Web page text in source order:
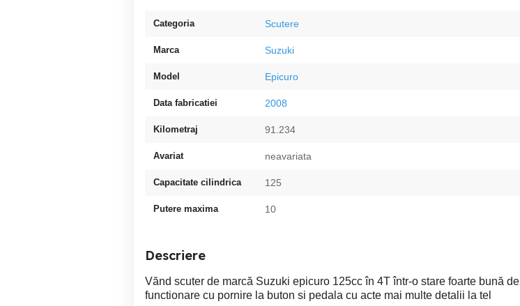
Categoria Scutere
Marca Suzuki
Model Epicuro
Data fabricatiei 2008
Kilometraj 91.234
Avariat neavariata
Capacitate cilindrica 125
Putere maxima 10
Descriere
Vănd scuter de marcă Suzuki epicuro 125cc în 4T într-o stare foarte bună de
functionare cu pornire la buton si pedala cu acte mai multe detalii la tel